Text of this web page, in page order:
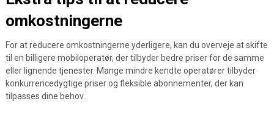
omkostningerne
For at reducere omkostningerne yderligere, kan du overveje at skifte
til en billigere mobiloperatør, der tilbyder bedre priser for de samme
eller lignende tjenester. Mange mindre kendte operatører tilbyder
konkurrencedygtige priser og fleksible abonnementer, der kan
tilpasses dine behov.